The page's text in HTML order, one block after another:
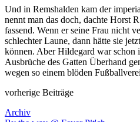
Und in Remshalden kam der
nennt man das doch, dachte Horst
fassend. Wenn er seine Frau nicht
schlechter Laune, dann hätte sie
können. Aber Hildegard war schon
Ausbrüche des Gatten Überhand
wegen so einem blöden
vorherige Beiträge
Archiv